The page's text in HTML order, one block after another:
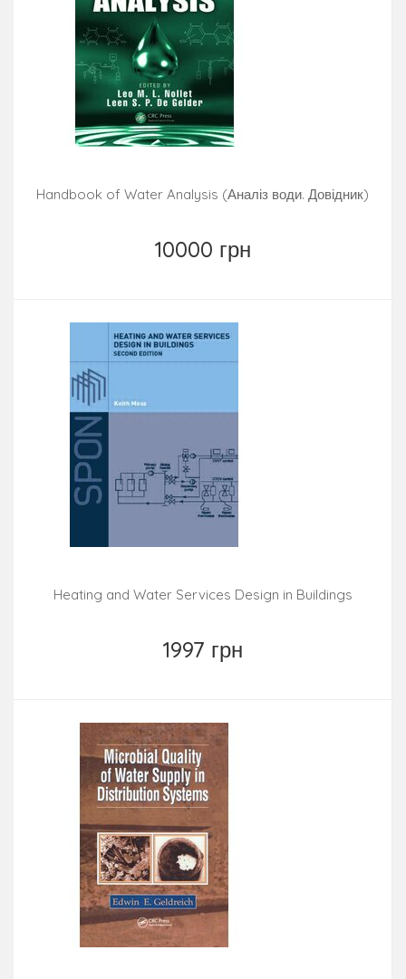
Handbook of Water Analysis (Аналіз води. Довідник)
10000 грн
Heating and Water Services Design in Buildings
1997 грн